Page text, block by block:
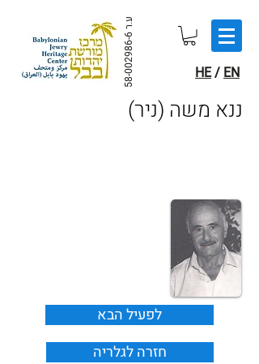
ע.ר
58-002986-6 HE/ EN
(ננא משה (ניר
לפעיל הבא
חזרה לגלריה